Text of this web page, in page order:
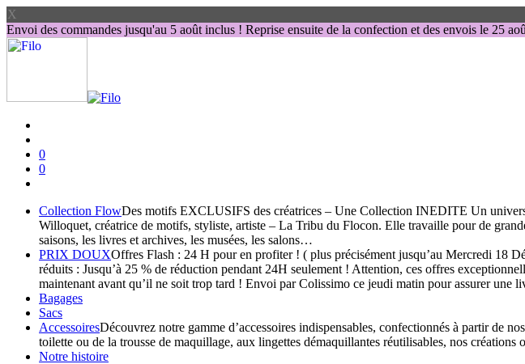
X
Envoi des commandes jusqu'au 5 août inclus ! Reprise ensuite de la confection et des envois le 25
0
0
Collection FlowDes motifs EXCLUSIFS des créatrices – Une Collection INEDITE Un
Willoquet, créatrice de motifs, styliste, artiste – La Tribu du Flocon. Elle travaille pour de
saisons, les livres et archives, les musées, les salons…
PRIX DOUXOffres Flash : 24 H pour en profiter ! ( plus précisément jusqu’au Mercredi 18
réduits : Jusqu’à 25 % de réduction pendant 24H seulement ! Attention, ces offres
maintenant avant qu’il ne soit trop tard ! Envoi par Colissimo ce jeudi matin pour assurer une
Bagages
Sacs
AccessoiresDécouvrez notre gamme d’accessoires indispensables, confectionnés à partir de
toilette ou de la trousse de maquillage, aux lingettes démaquillantes réutilisables, nos
Notre histoire